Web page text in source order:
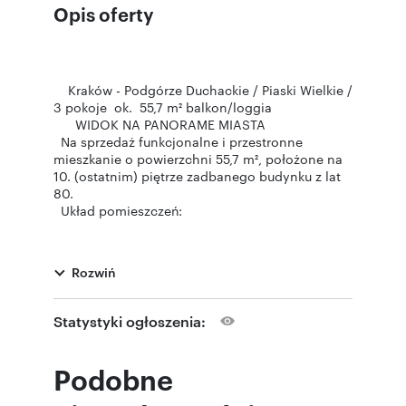
Opis oferty
Kraków - Podgórze Duchackie / Piaski Wielkie /
3 pokoje ok. 55,7 m² balkon/loggia
WIDOK NA PANORAME MIASTA
Na sprzedaż funkcjonalne i przestronne
mieszkanie o powierzchni 55,7 m², położone na
10. (ostatnim) piętrze zadbanego budynku z lat
80.
Układ pomieszczeń:
loggię
dwie niezależne sypialnie
osobna kuchnia (w pełni wyposażona:
Rozwiń
Statystyki ogłoszenia:
Podobne